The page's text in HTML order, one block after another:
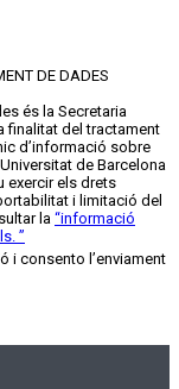
DE DADES
és la Secretaria
finalitat del tractament
d’informació sobre
de Barcelona
exercir els drets
i limitació del
la “informació
”
i consento l’enviament